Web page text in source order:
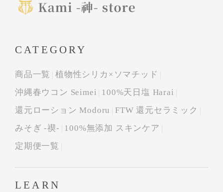
CATEGORY
商品一覧
植物性シリカ×ソマチッド
沖縄春ウコン Seimei
100%天日塩 Harai
還元ローション Modoru
FTW 還元セラミック
みそぎ -禊-
100%無添加 スキンケア
定期便一覧
LEARN